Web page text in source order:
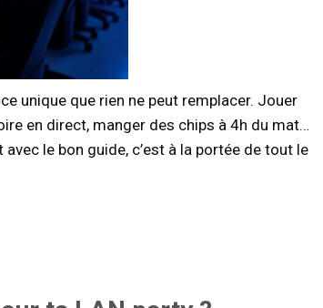
unique que rien ne peut remplacer. Jouer
en direct, manger des chips à 4h du mat…
le bon guide, c’est à la portée de tout le